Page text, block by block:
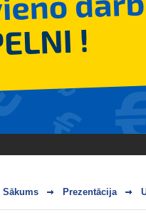
Sākums Prezentācija